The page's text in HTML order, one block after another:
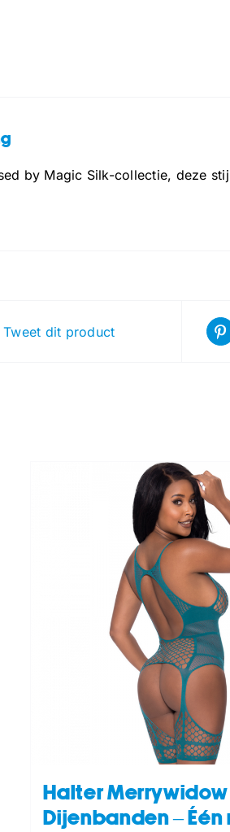
by Magic Silk-collectie, deze
Tweet dit product
Halter
Dijenbanden –
TOEVOEGEN AAN